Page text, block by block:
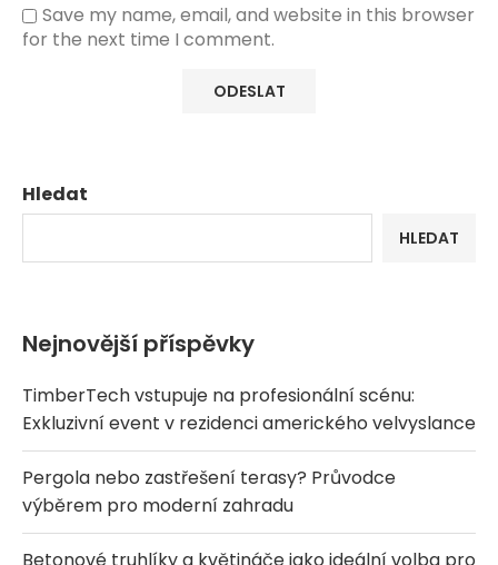
Save my name, email, and website in this browser
for the next time I comment.
Hledat
HLEDAT
Nejnovější příspěvky
TimberTech vstupuje na profesionální scénu:
Exkluzivní event v rezidenci amerického velvyslance
Pergola nebo zastřešení terasy? Průvodce
výběrem pro moderní zahradu